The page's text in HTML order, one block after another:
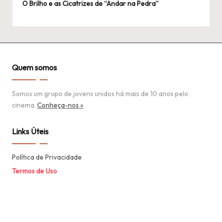
O Brilho e as Cicatrizes de “Andar na Pedra”
Quem somos
Somos um grupo de jovens unidos há mais de 10 anos pelo
cinema. Conheça-nos »
Links Úteis
Política de Privacidade
Termos de Uso